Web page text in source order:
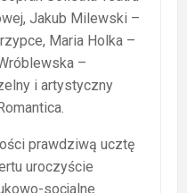
Jakub Milewski –
Maria Holka –
–
i artystyczny
prawdziwą ucztę
uroczyście
socjalne